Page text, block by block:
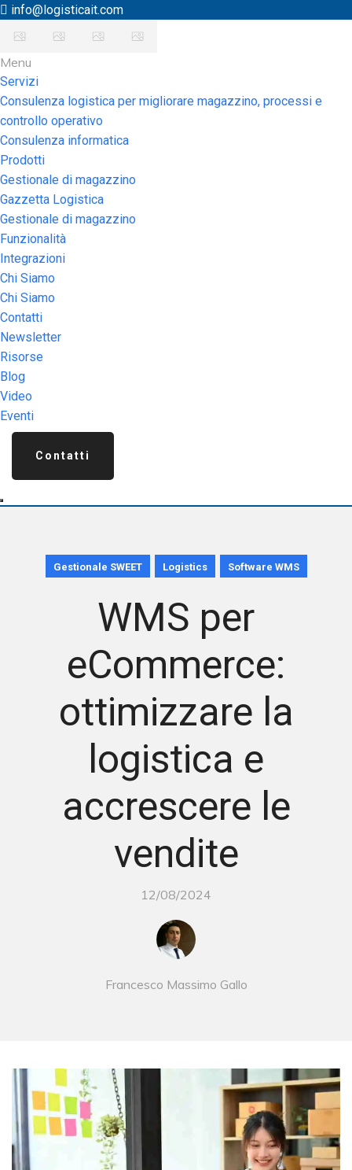
info@logisticait.com
Menu
Servizi
Consulenza logistica per migliorare magazzino, processi e
controllo operativo
Consulenza informatica
Prodotti
Gestionale di magazzino
Gazzetta Logistica
Gestionale di magazzino
Funzionalità
Integrazioni
Chi Siamo
Chi Siamo
Contatti
Newsletter
Risorse
Blog
Video
Eventi
Contatti
Gestionale SWEET Logistics Software WMS
WMS per
eCommerce:
ottimizzare la
logistica e
accrescere le
vendite
12/08/2024
Francesco Massimo Gallo